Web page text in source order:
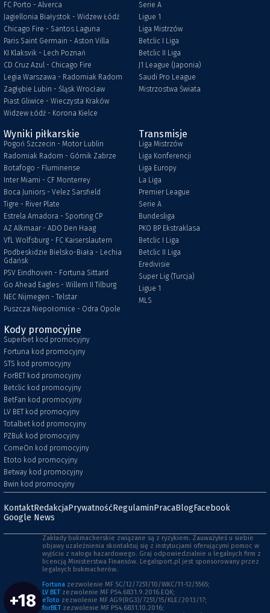
FC Porto - Alverca
Jagiellonia Białystok - Widzew Łódź
Chicago Fire - Santos Laguna
Paris Saint Germain - Aston Villa
KI Klaksvik - Lech Poznań
CD Cruz Azul - Chicago Fire
Legia Warszawa - Radomiak Radom
Zagłębie Lubin - Śląsk Wrocław
Piast Gliwice - Wieczysta Kraków
Widzew Łódź - Korona Kielce
Serie A
Ligue 1
Liga Mistrzów
Betclic I Liga
Betclic II Liga
J1 League (Japonia)
Saudi Pro League
Mistrzostwa Świata
Wyniki piłkarskie
Pogoń Szczecin - Motor Lublin
Radomiak Radom - Górnik Zabrze
Botafogo - Fluminense
Inter Miami - CF Monterrey
Boca Juniors - Velez Sarsfield
Tigre - River Plate
Estrela Amadora - Sporting CP
AZ Alkmaar - ADO Den Haag
VfL Wolfsburg - FC Kaiserslautern
Podbeskidzie Bielsko-Biała - Lechia
Gdańsk
PSV Eindhoven - Fortuna Sittard
Go Ahead Eagles - Willem II Tilburg
NEC Nijmegen - Telstar
Puszcza Niepołomice - Odra Opole
Transmisje
Liga Mistrzów
Liga Konferencji
Liga Europy
La Liga
Premier League
Serie A
Bundesliga
PKO BP Ekstraklasa
Betclic I Liga
Betclic II Liga
Eredivisie
Super Lig (Turcja)
Ligue 1
MLS
Kody promocyjne
Superbet kod promocyjny
Fortuna kod promocyjny
STS kod promocyjny
ForBET kod promocyjny
Betclic kod promocyjny
BetFan kod promocyjny
LV BET kod promocyjny
Totalbet kod promocyjny
PZBuk kod promocyjny
ComeOn kod promocyjny
Etoto kod promocyjny
Betway kod promocyjny
Bwin kod promocyjny
KontaktRedakcjaPrywatnośćRegulaminPracaBlogFacebook
Google News
+18
Zakłady bukmacherskie związane są z ryzykiem. Zauważyłeś u siebie
objawy uzależnienia skontaktuj się z instytucjami oferującymi pomoc w
wyjściu z nałogu hazardowego. Graj odpowiedzialnie u legalnych firm z
licencją Ministerstwa Finansów. Legalsport.pl jest sponsorowany przez
legalnych bukmacherów.
Fortuna zezwolenie MF SC/12/7251/10/WKC/11-12/5565;
LV BET zezwolenie MF PS4.6831.9.2016.EQK;
eToto zezwolenie MF AG9(RG3)/7251/15/KLE/2013/17;
forBET zezwolenie MF PS4.6831.10.2016;